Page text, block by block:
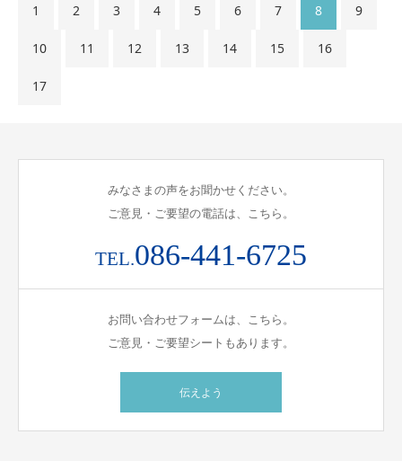
1 2 3 4 5 6 7 8 9
10 11 12 13 14 15 16
17
みなさまの声をお聞かせください。
ご意見・ご要望の電話は、こちら。
TEL.086-441-6725
お問い合わせフォームは、こちら。
ご意見・ご要望シートもあります。
伝えよう